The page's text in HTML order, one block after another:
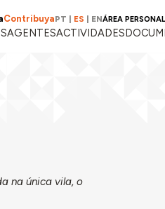
ContribuyaPT ES ENÁREA PERSONAL
AGENTESACTIVIDADES
na única vila, o